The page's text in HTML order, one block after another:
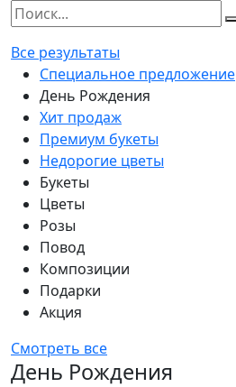
Все результаты
Специальное предложение
День Рождения
Хит продаж
Премиум букеты
Недорогие цветы
Букеты
Цветы
Розы
Повод
Композиции
Подарки
Акция
Смотреть все
День Рождения